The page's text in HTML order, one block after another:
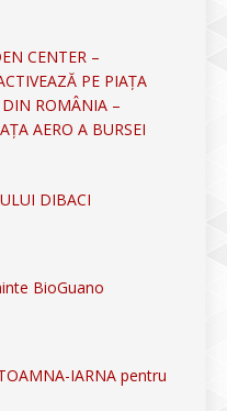
CENTER –
PE PIAȚA
ROMÂNIA –
AERO A BURSEI
DIBACI
BioGuano
IARNA pentru